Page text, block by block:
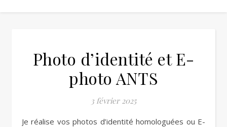
Photo d’identité et E-
photo ANTS
3 février 2025
Je réalise vos photos d’identité homologuées ou E-